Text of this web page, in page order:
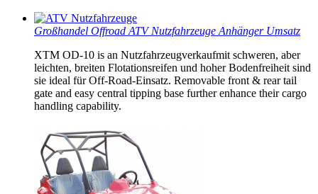
Großhandel Offroad ATV Nutzfahrzeuge Anhänger Umsatz
XTM OD-10 is an Nutzfahrzeugverkaufmit schweren, aber
leichten, breiten Flotationsreifen und hoher Bodenfreiheit sind
sie ideal für Off-Road-Einsatz. Removable front & rear tail
gate and easy central tipping base further enhance their cargo
handling capability.